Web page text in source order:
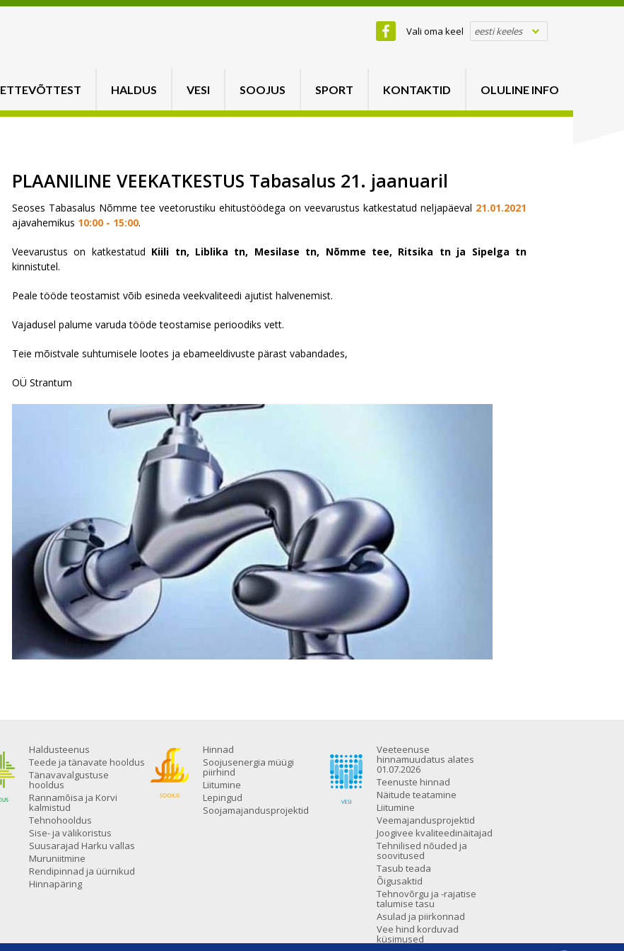
Vali oma keel eesti keeles
ETTEVÕTTEST HALDUS VESI SOOJUS SPORT KONTAKTID OLULINE INFO
PLAANILINE VEEKATKESTUS Tabasalus 21. jaanuaril
Seoses Tabasalus Nõmme tee veetorustiku ehitustöödega on veevarustus katkestatud neljapäeval 21.01.2021
ajavahemikus 10:00 - 15:00.
Veevarustus on katkestatud Kiili tn, Liblika tn, Mesilase tn, Nõmme tee, Ritsika tn ja Sipelga tn
kinnistutel.
Peale tööde teostamist võib esineda veekvaliteedi ajutist halvenemist.
Vajadusel palume varuda tööde teostamise perioodiks vett.
Teie mõistvale suhtumisele lootes ja ebameeldivuste pärast vabandades,
OÜ Strantum
Haldusteenus
Teede ja tänavate hooldus
Tänavavalgustuse
hooldus
Rannamõisa ja Korvi
kalmistud
Tehnohooldus
Sise- ja välikoristus
Suusarajad Harku vallas
Muruniitmine
Rendipinnad ja üürnikud
Hinnapäring
Hinnad
Soojusenergia müügi
piirhind
Liitumine
Lepingud
Soojamajandusprojektid
Veeteenuse
hinnamuudatus alates
01.07.2026
Teenuste hinnad
Näitude teatamine
Liitumine
Veemajandusprojektid
Joogivee kvaliteedinäitajad
Tehnilised nõuded ja
soovitused
Tasub teada
Õigusaktid
Tehnovõrgu ja -rajatise
talumise tasu
Asulad ja piirkonnad
Vee hind korduvad
küsimused